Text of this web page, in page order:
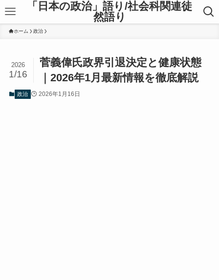
「日本の政治」語り/社会科関連徒
然語り
ホーム 政治
菅義偉氏政界引退決定と健康状態
｜2026年1月最新情報を徹底解説
2026
1/16
政治 2026年1月16日